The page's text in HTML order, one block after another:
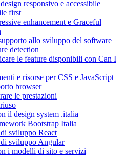
responsivo e accessibile
first
enhancement e Graceful
allo sviluppo del software
detection
le feature disponibili con Can I
e risorse per CSS e JavaScript
browser
le prestazioni
il design system .italia
Bootstrap Italia
sviluppo React
sviluppo Angular
i modelli di sito e servizi